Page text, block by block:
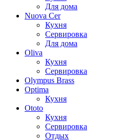
Для дома
Nuova Cer
Кухня
Сервировка
Для дома
Oliva
Кухня
Сервировка
Olympus Brass
Optima
Кухня
Ototo
Кухня
Сервировка
Отдых